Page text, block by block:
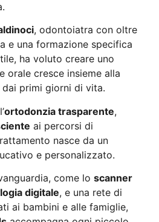
, odontoiatra con oltre
e una formazione specifica
ha voluto creare uno
orale cresce insieme alla
primi giorni di vita.
ortodonzia trasparente,
ai percorsi di
nasce da un
e personalizzato.
come lo scanner
digitale, e una rete di
ai bambini e alle famiglie,